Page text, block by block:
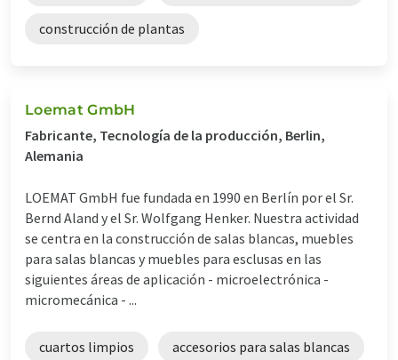
construcción de plantas
Loemat GmbH
Fabricante, Tecnología de la producción, Berlin,
Alemania
LOEMAT GmbH fue fundada en 1990 en Berlín por el Sr.
Bernd Aland y el Sr. Wolfgang Henker. Nuestra actividad
se centra en la construcción de salas blancas, muebles
para salas blancas y muebles para esclusas en las
siguientes áreas de aplicación - microelectrónica -
micromecánica - ...
cuartos limpios accesorios para salas blancas